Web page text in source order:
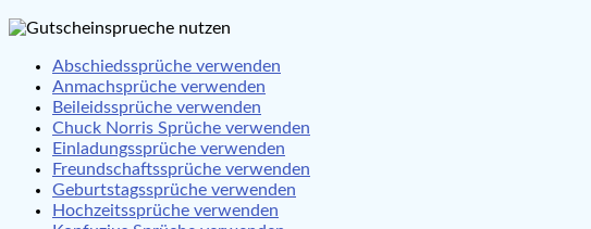
Abschiedssprüche verwenden
Anmachsprüche verwenden
Beileidssprüche verwenden
Chuck Norris Sprüche verwenden
Einladungssprüche verwenden
Freundschaftssprüche verwenden
Geburtstagssprüche verwenden
Hochzeitssprüche verwenden